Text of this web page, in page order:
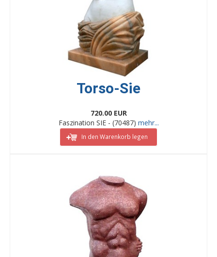
Torso-Sie
720.00 EUR
Faszination SIE - (70487) mehr...
In den Warenkorb legen